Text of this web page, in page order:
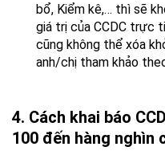
bổ, Kiểm kê,… thì sẽ
giá trị của CCDC trực
cũng không thể xóa
anh/chị tham khảo
4. Cách khai báo
100 đến hàng nghìn